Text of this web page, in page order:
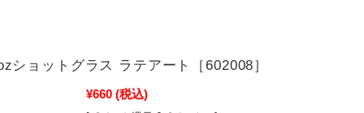
ショットグラス ラテアート［602008］
¥660 (税込)